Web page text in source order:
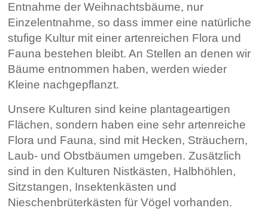
Entnahme der Weihnachtsbäume, nur
Einzelentnahme, so dass immer eine natürliche
stufige Kultur mit einer artenreichen Flora und
Fauna bestehen bleibt. An Stellen an denen wir
Bäume entnommen haben, werden wieder
Kleine nachgepflanzt.
Unsere Kulturen sind keine plantageartigen
Flächen, sondern haben eine sehr artenreiche
Flora und Fauna, sind mit Hecken, Sträuchern,
Laub- und Obstbäumen umgeben. Zusätzlich
sind in den Kulturen Nistkästen, Halbhöhlen,
Sitzstangen, Insektenkästen und
Nieschenbrüterkästen für Vögel vorhanden.